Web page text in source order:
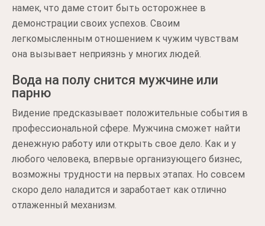
намек, что даме стоит быть осторожнее в
демонстрации своих успехов. Своим
легкомысленным отношением к чужим чувствам
она вызывает неприязнь у многих людей.
Вода на полу снится мужчине или
парню
Видение предсказывает положительные события в
профессиональной сфере. Мужчина сможет найти
денежную работу или открыть свое дело. Как и у
любого человека, впервые организующего бизнес,
возможны трудности на первых этапах. Но совсем
скоро дело наладится и заработает как отлично
отлаженный механизм.